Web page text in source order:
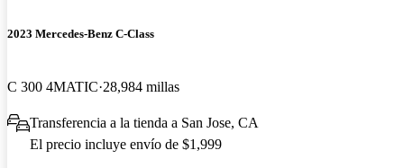
2023 Mercedes-Benz C-Class
C 300 4MATIC 28,984 millas
Transferencia a la tienda a San Jose, CA
El precio incluye envío de $1,999